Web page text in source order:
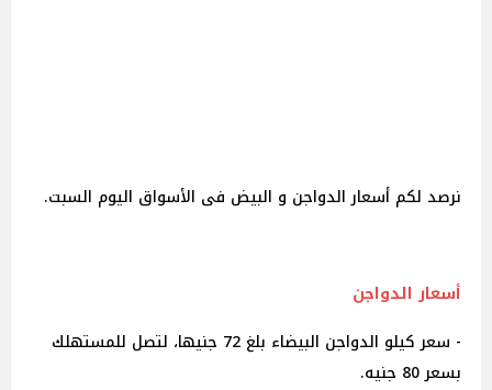
نرصد لكم أسعار الدواجن و البيض فى الأسواق اليوم السبت.
أسعار الدواجن
- سعر كيلو الدواجن البيضاء بلغ 72 جنيها، لتصل للمستهلك
بسعر 80 جنيه.